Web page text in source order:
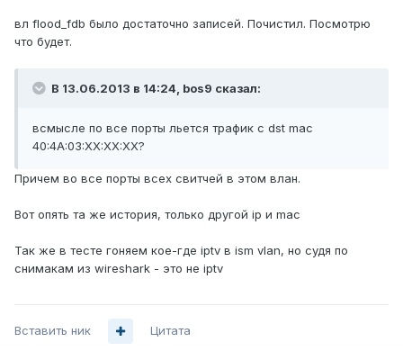
вл flood_fdb было достаточно записей. Почистил. Посмотрю
что будет.
В 13.06.2013 в 14:24, bos9 сказал:
всмысле по все порты льется трафик с dst mac
40:4A:03:XX:XX:XX?
Причем во все порты всех свитчей в этом влан.
Вот опять та же история, только другой ip и mac
Так же в тесте гоняем кое-где iptv в ism vlan, но судя по
снимакам из wireshark - это не iptv
Вставить ник Цитата